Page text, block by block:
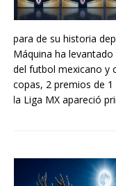
para de su historia
Máquina ha
del futbol mexicano y
copas, 2 premios de
la Liga MX apareció